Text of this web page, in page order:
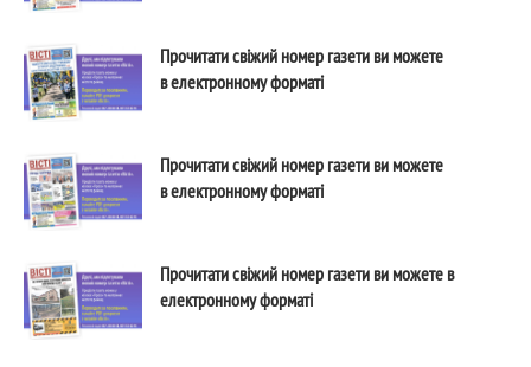
Прочитати свіжий номер газети ви можете
в електронному форматі
Прочитати свіжий номер газети ви можете
в електронному форматі
Прочитати свіжий номер газети ви можете в
електронному форматі